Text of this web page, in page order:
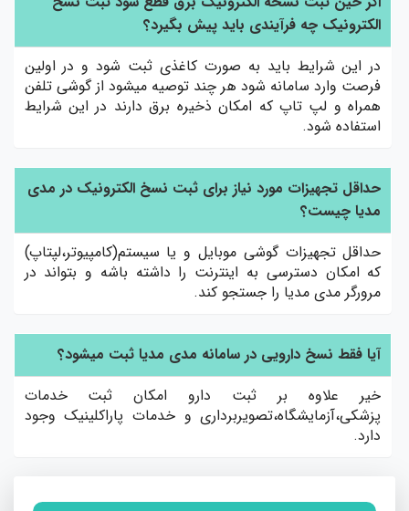
الکترونیک چه فرآیندی باید پیش بگیرد؟
در این شرایط باید به صورت کاغذی ثبت شود و در اولین
فرصت وارد سامانه شود هر چند توصیه میشود از گوشی تلفن
همراه و لپ تاپ که امکان ذخیره برق دارند در این شرایط
استفاده شود.
حداقل تجهیزات مورد نیاز برای ثبت نسخ الکترونیک در مدی
مدیا چیست؟
حداقل تجهیزات گوشی موبایل و یا سیستم(کامپیوتر،لپتاپ)
که امکان دسترسی به اینترنت را داشته باشه و بتواند در
مرورگر مدی مدیا را جستجو کند.
آیا فقط نسخ دارویی در سامانه مدی مدیا ثبت میشود؟
خیر علاوه بر ثبت دارو امکان ثبت خدمات
پزشکی،آزمایشگاه،تصویربرداری و خدمات پاراکلینیک وجود
دارد.